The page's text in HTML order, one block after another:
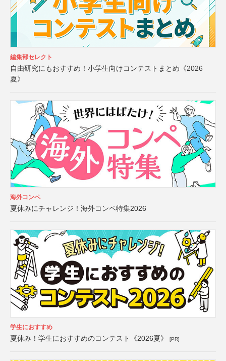
編集部セレクト
自由研究にもおすすめ！小学生向けコンテストまとめ《2026
夏》
海外コンペ
夏休みにチャレンジ！海外コンペ特集2026
学生におすすめ
夏休み！学生におすすめのコンテスト《2026夏》 [PR]